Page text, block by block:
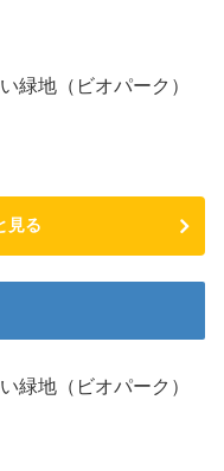
緑地（ビオパーク）
見る
緑地（ビオパーク）